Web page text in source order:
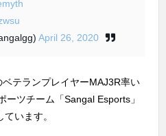
April 26, 2020
テランプレイヤーMAJ3R率い
ーツチーム「Sangal Esports」
います。